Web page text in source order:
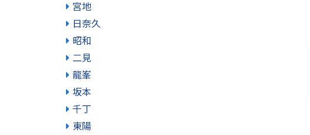
宮地
日奈久
昭和
二見
龍峯
坂本
千丁
東陽